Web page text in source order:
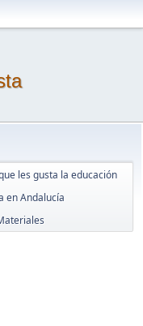
les gusta la educación
en Andalucía